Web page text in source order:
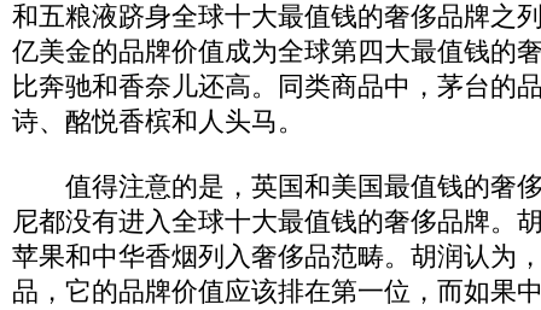
和五粮液跻身全球十大最值钱的奢侈品牌之
亿美金的品牌价值成为全球第四大最值钱的
比奔驰和香奈儿还高。同类商品中，茅台的
诗、酩悦香槟和人头马。
值得注意的是，英国和美国最值钱的奢侈
尼都没有进入全球十大最值钱的奢侈品牌。
苹果和中华香烟列入奢侈品范畴。胡润认为
品，它的品牌价值应该排在第一位，而如果